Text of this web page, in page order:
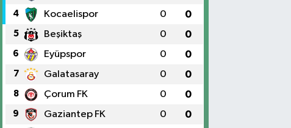
4 Kocaelispor 0 0
5 Beşiktaş 0 0
6 Eyüpspor 0 0
7 Galatasaray 0 0
8 Çorum FK 0 0
9 Gaziantep FK 0 0